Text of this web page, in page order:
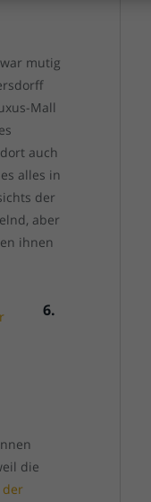
mutig
Mall
auch
alles in
der
aber
ihnen
6.
die
der